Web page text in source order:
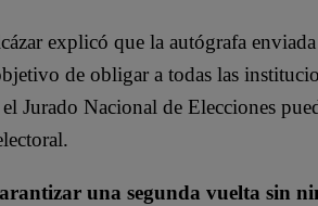
explicó que la autógrafa
de obligar a todas las
el Jurado Nacional de Elecciones
una segunda vuelta sin